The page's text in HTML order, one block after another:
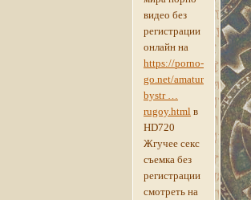
видео без
регистрации
онлайн на
https://porno-
go.net/amature/4619-
bystr …
rugoy.html в
HD720
Жгучее секс
съемка без
регистрации
смотреть на